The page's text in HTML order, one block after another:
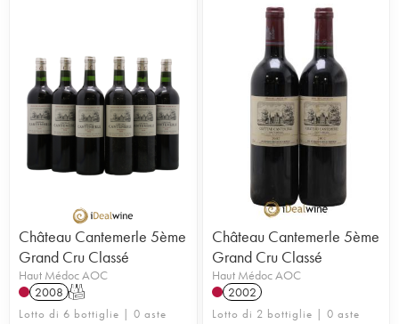
Château Cantemerle 5ème
Grand Cru Classé
Haut Médoc AOC
2008 T
Lotto di 6 bottiglie | 0 aste
Château Cantemerle 5ème
Grand Cru Classé
Haut Médoc AOC
2002
Lotto di 2 bottiglie | 0 aste